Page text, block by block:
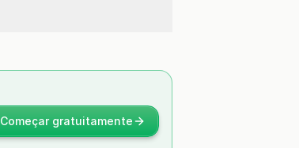
Começar gratuitamente